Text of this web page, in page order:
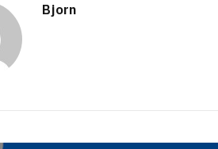
Bjorn